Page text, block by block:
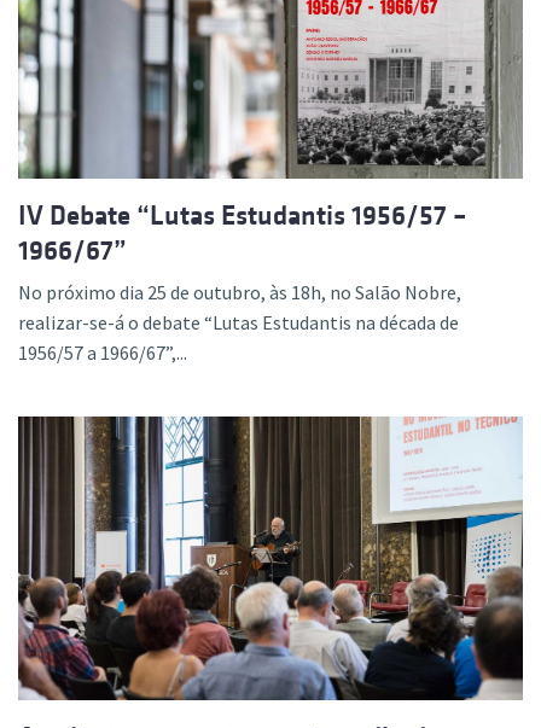
IV Debate “Lutas Estudantis 1956/57 –
1966/67”
No próximo dia 25 de outubro, às 18h, no Salão Nobre,
realizar-se-á o debate “Lutas Estudantis na década de
1956/57 a 1966/67”,...